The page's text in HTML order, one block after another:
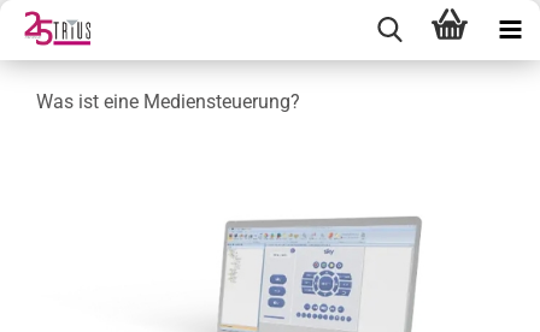
Was ist eine Mediensteuerung?